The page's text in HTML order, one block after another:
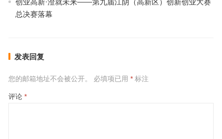
创业高新·澄就未来——第九届江阴（高新区）创新创业大赛
总决赛落幕
发表回复
您的邮箱地址不会被公开。 必填项已用 *标注
评论 *